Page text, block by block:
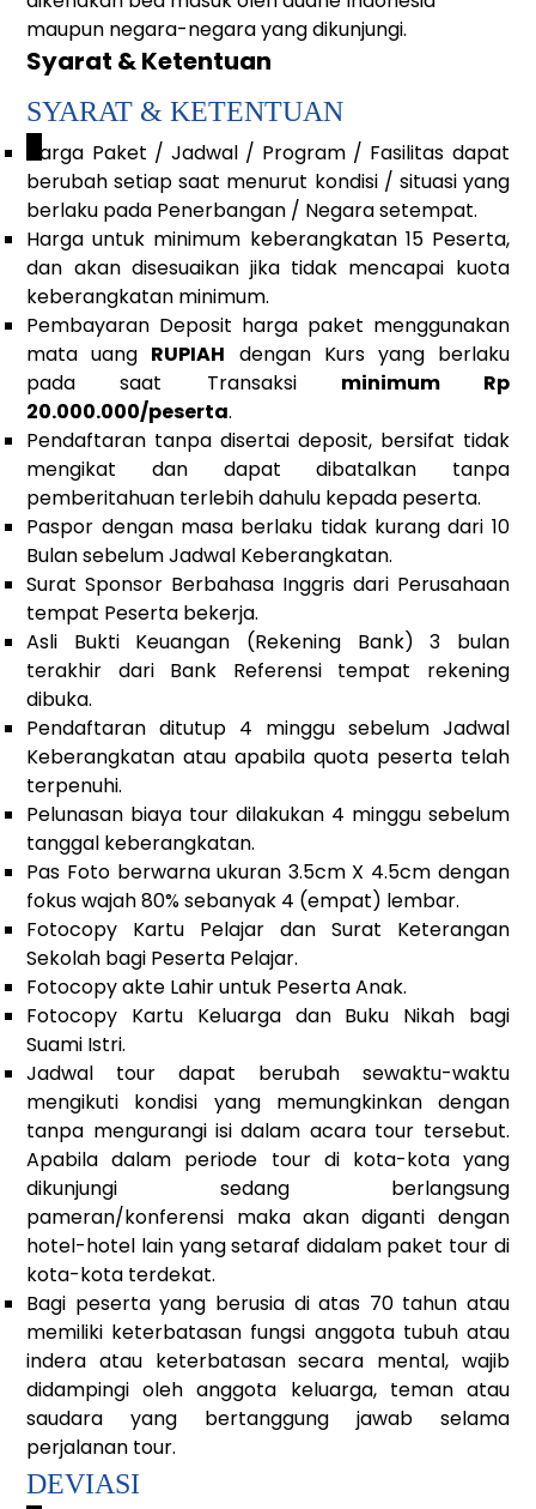
maupun negara-negara yang dikunjungi.
Syarat & Ketentuan
SYARAT & KETENTUAN
_Harga Paket / Jadwal / Program / Fasilitas dapat
berubah setiap saat menurut kondisi / situasi yang
berlaku pada Penerbangan / Negara setempat.
Harga untuk minimum keberangkatan 15 Peserta,
dan akan disesuaikan jika tidak mencapai kuota
keberangkatan minimum.
Pembayaran Deposit harga paket menggunakan
mata uang RUPIAH dengan Kurs yang berlaku
pada saat Transaksi minimum Rp
20.000.000/peserta.
Pendaftaran tanpa disertai deposit, bersifat tidak
mengikat dan dapat dibatalkan tanpa
pemberitahuan terlebih dahulu kepada peserta.
Paspor dengan masa berlaku tidak kurang dari 10
Bulan sebelum Jadwal Keberangkatan.
Surat Sponsor Berbahasa Inggris dari Perusahaan
tempat Peserta bekerja.
Asli Bukti Keuangan (Rekening Bank) 3 bulan
terakhir dari Bank Referensi tempat rekening
dibuka.
Pendaftaran ditutup 4 minggu sebelum Jadwal
Keberangkatan atau apabila quota peserta telah
terpenuhi.
Pelunasan biaya tour dilakukan 4 minggu sebelum
tanggal keberangkatan.
Pas Foto berwarna ukuran 3.5cm X 4.5cm dengan
fokus wajah 80% sebanyak 4 (empat) lembar.
Fotocopy Kartu Pelajar dan Surat Keterangan
Sekolah bagi Peserta Pelajar.
Fotocopy akte Lahir untuk Peserta Anak.
Fotocopy Kartu Keluarga dan Buku Nikah bagi
Suami Istri.
Jadwal tour dapat berubah sewaktu-waktu
mengikuti kondisi yang memungkinkan dengan
tanpa mengurangi isi dalam acara tour tersebut.
Apabila dalam periode tour di kota-kota yang
dikunjungi sedang berlangsung
pameran/konferensi maka akan diganti dengan
hotel-hotel lain yang setaraf didalam paket tour di
kota-kota terdekat.
Bagi peserta yang berusia di atas 70 tahun atau
memiliki keterbatasan fungsi anggota tubuh atau
indera atau keterbatasan secara mental, wajib
didampingi oleh anggota keluarga, teman atau
saudara yang bertanggung jawab selama
perjalanan tour.
DEVIASI